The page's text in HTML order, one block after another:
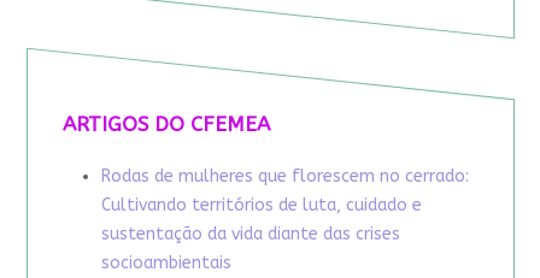
ARTIGOS DO CFEMEA
Rodas de mulheres que florescem no cerrado:
Cultivando territórios de luta, cuidado e
sustentação da vida diante das crises
socioambientais